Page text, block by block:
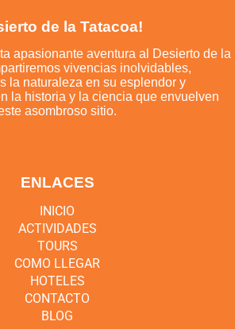
de la Tatacoa!
apasionante aventura al Desierto de la
vivencias inolvidables,
la naturaleza en su esplendor y
la historia y la ciencia que envuelven
asombroso sitio.
ENLACES
INICIO
ACTIVIDADES
TOURS
COMO LLEGAR
HOTELES
CONTACTO
BLOG